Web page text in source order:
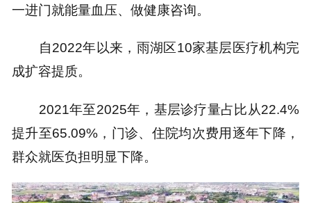
一进门就能量血压、做健康咨询。
自2022年以来，雨湖区10家基层医疗机构完
成扩容提质。
2021年至2025年，基层诊疗量占比从22.4%
提升至65.09%，门诊、住院均次费用逐年下降，
群众就医负担明显下降。